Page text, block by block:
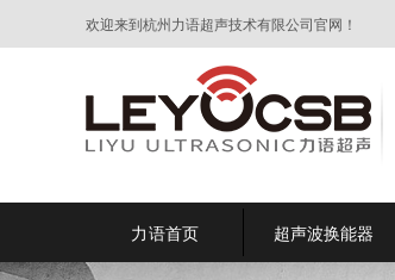
欢迎来到杭州力语超声技术有限公司官网！
力语首页 超声波换能器